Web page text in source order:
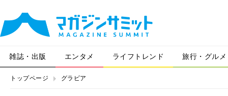
雑誌・出版 エンタメ ライフトレンド 旅行・グルメ
トップページ グラビア